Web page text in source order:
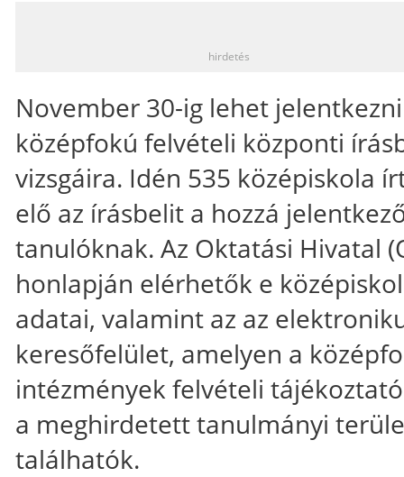
hirdetés
November 30-ig lehet
középfokú felvételi központi
vizsgáira. Idén 535 középiskola
elő az írásbelit a hozzá
tanulóknak. Az Oktatási Hivatal
honlapján elérhetők e
adatai, valamint az az
keresőfelület, amelyen a
intézmények felvételi
a meghirdetett tanulmányi
találhatók.